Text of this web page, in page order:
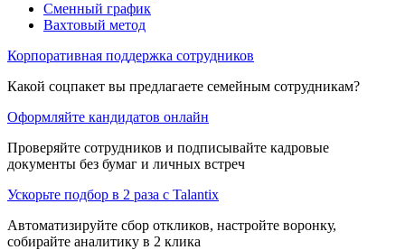
Сменный график
Вахтовый метод
Корпоративная поддержка сотрудников
Какой соцпакет вы предлагаете семейным сотрудникам?
Оформляйте кандидатов онлайн
Проверяйте сотрудников и подписывайте кадровые
документы без бумаг и личных встреч
Ускорьте подбор в 2 раза с Talantix
Автоматизируйте сбор откликов, настройте воронку,
собирайте аналитику в 2 клика